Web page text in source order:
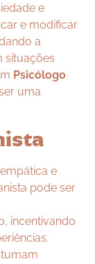
e
e modificar
a
situações
Psicólogo
uma
e
pode ser
incentivando